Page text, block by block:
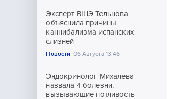
Эксперт ВШЭ Тельнова
объяснила причины
каннибализма испанских
слизней
Новости 06 Августа 13:46
Эндокринолог Михалева
назвала 4 болезни,
вызывающие потливость